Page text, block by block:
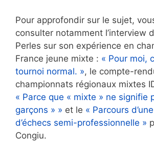
Pour approfondir sur le sujet,
consulter notamment l’interview
Perles sur son expérience en
France jeune mixte : « Pour moi,
tournoi normal. », le compte-
championnats régionaux mixtes
« Parce que « mixte » ne signifie
garçons » » et le « Parcours
d’échecs semi-professionnelle »
Congiu.